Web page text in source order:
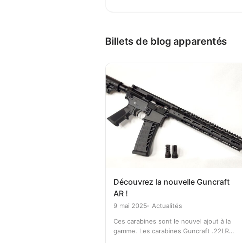
Billets de blog apparentés
Découvrez la nouvelle Guncraft
AR !
9 mai 2025
Actualités
Ces carabines sont le nouvel ajout à la
gamme. Les carabines Guncraft .22LR